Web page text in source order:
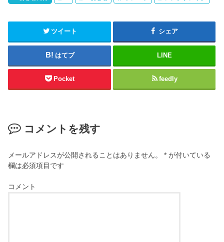
ツイート シェア
はてブ LINE
Pocket feedly
コメントを残す
メールアドレスが公開されることはありません。 * が付いている
欄は必須項目です
コメント